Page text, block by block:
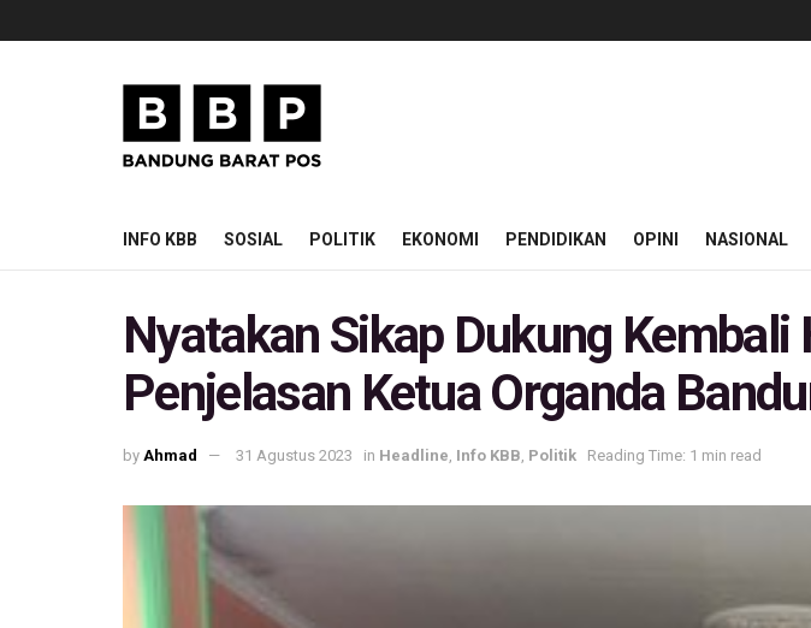
INFO KBB SOSIAL POLITIK EKONOMI PENDIDIKAN OPINI NASIONAL
Nyatakan Sikap Dukung
Penjelasan Ketua Organda
by Ahmad 31 Agustus 2023 in Headline Info KBB Politik Reading Time: 1 min read